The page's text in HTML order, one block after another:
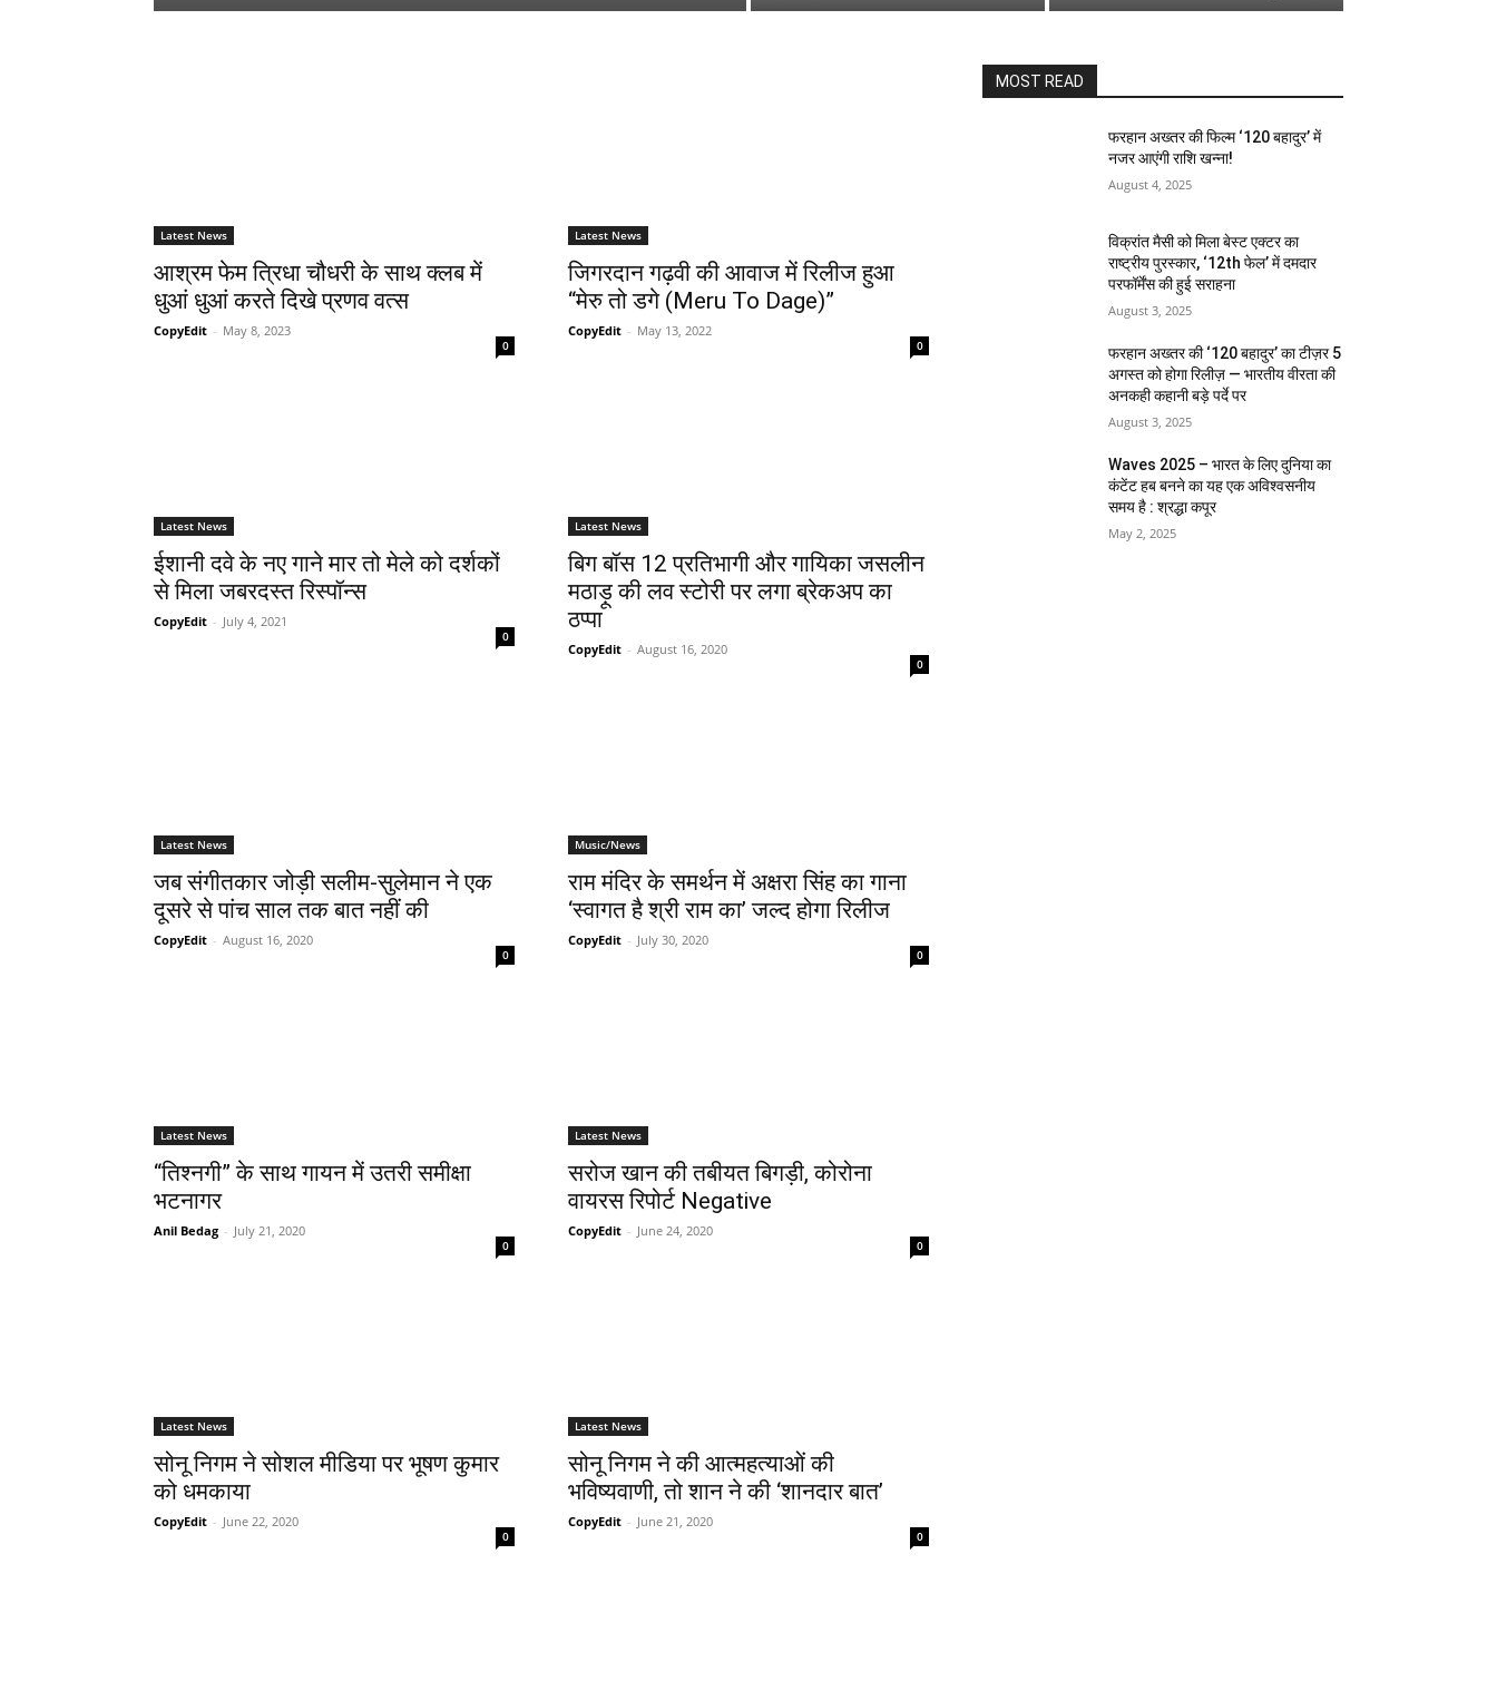
Latest News
आश्रम फेम त्रिधा चौधरी के साथ क्लब में
धुआं धुआं करते दिखे प्रणव वत्स
CopyEdit - May 8, 2023
0
Latest News
जिगरदान गढ़वी की आवाज में रिलीज हुआ
“मेरु तो डगे (Meru To Dage)”
CopyEdit - May 13, 2022
0
Latest News
ईशानी दवे के नए गाने मार तो मेले को दर्शकों
से मिला जबरदस्त रिस्पॉन्स
CopyEdit - July 4, 2021
0
Latest News
बिग बॉस 12 प्रतिभागी और गायिका जसलीन
मठाड़ू की लव स्‍टोरी पर लगा ब्रेकअप का
ठप्‍पा
CopyEdit - August 16, 2020
0
Latest News
जब संगीतकार जोड़ी सलीम-सुलेमान ने एक
दूसरे से पांच साल तक बात नहीं की
CopyEdit - August 16, 2020
0
Music/News
राम मंदिर के समर्थन में अक्षरा सिंह का गाना
‘स्वागत है श्री राम का’ जल्द होगा रिलीज
CopyEdit - July 30, 2020
0
Latest News
“तिश्नगी” के साथ गायन में उतरी समीक्षा
भटनागर
Anil Bedag - July 21, 2020
0
Latest News
सरोज खान की तबीयत बिगड़ी, कोरोना
वायरस रिपोर्ट Negative
CopyEdit - June 24, 2020
0
Latest News
सोनू निगम ने सोशल मीडिया पर भूषण कुमार
को धमकाया
CopyEdit - June 22, 2020
0
Latest News
सोनू निगम ने की आत्‍महत्‍याओं की
भविष्‍यवाणी, तो शान ने की ‘शानदार बात’
CopyEdit - June 21, 2020
0
MOST READ
फरहान अख्तर की फिल्म ‘120 बहादुर’ में
नजर आएंगी राशि खन्ना!
August 4, 2025
विक्रांत मैसी को मिला बेस्ट एक्टर का
राष्ट्रीय पुरस्कार, ‘12th फेल’ में दमदार
परफॉर्मेंस की हुई सराहना
August 3, 2025
फरहान अख्तर की ‘120 बहादुर’ का टीज़र 5
अगस्त को होगा रिलीज़ — भारतीय वीरता की
अनकही कहानी बड़े पर्दे पर
August 3, 2025
Waves 2025 – भारत के लिए दुनिया का
कंटेंट हब बनने का यह एक अविश्वसनीय
समय है : श्रद्धा कपूर
May 2, 2025